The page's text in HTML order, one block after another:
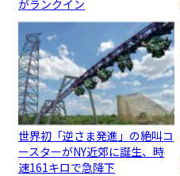
がランクイン
世界初「逆さま発進」の絶叫コ
ースターがNY近郊に誕生、時
速161キロで急降下